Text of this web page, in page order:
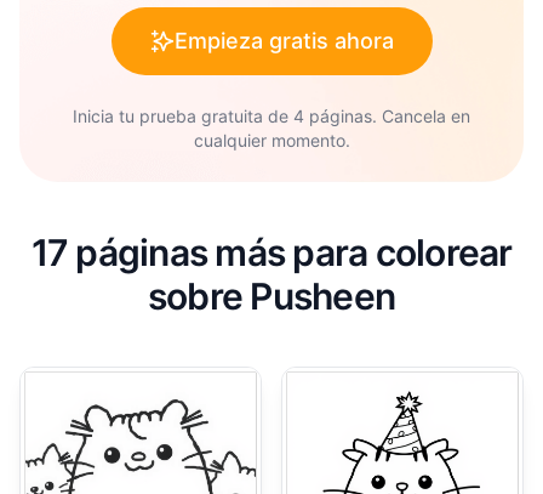
Empieza gratis ahora
Inicia tu prueba gratuita de 4 páginas. Cancela en
cualquier momento.
17 páginas más para colorear
sobre Pusheen